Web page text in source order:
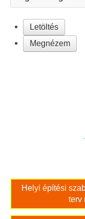
Szállások
Egyházak,
Bölcskei
Bölcskei
Bölcskei
Bölcskei
Amatőr
Letöltés
Megnézem
Helyi építési
terv